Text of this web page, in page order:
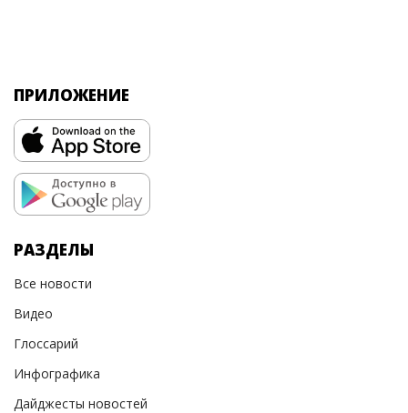
ПРИЛОЖЕНИЕ
РАЗДЕЛЫ
Все новости
Видео
Глоссарий
Инфографика
Дайджесты новостей